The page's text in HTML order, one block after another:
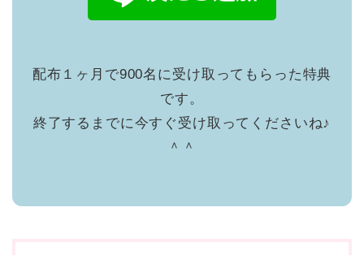
配布１ヶ月で900名に受け取ってもらった特典
です。
終了するまでに今すぐ受け取ってくださいね♪
＾＾